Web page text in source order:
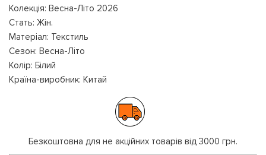
Колекція: Весна-Літо 2026
Стать: Жін.
Матеріал: Текстиль
Сезон: Весна-Літо
Колір: Білий
Країна-виробник: Китай
Безкоштовна для не акційних товарів від 3000 грн.